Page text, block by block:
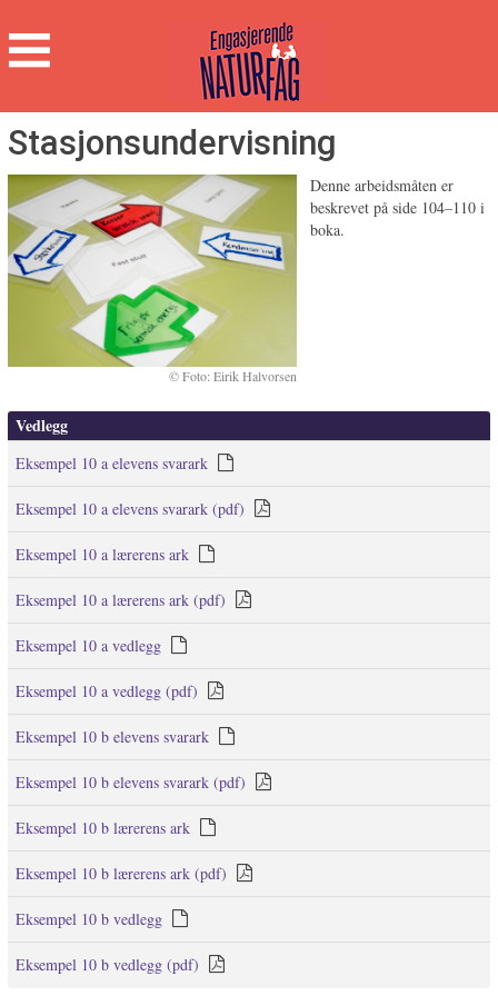
Hovedmeny
Naturfag
Stasjonsundervisning
Foto: Eirik Halvorsen
Denne arbeidsmåten er
beskrevet på side 104–110 i
boka.
Vedlegg
Eksempel 10 a elevens svarark
Eksempel 10 a elevens svarark (pdf)
Eksempel 10 a lærerens ark
Eksempel 10 a lærerens ark (pdf)
Eksempel 10 a vedlegg
Eksempel 10 a vedlegg (pdf)
Eksempel 10 b elevens svarark
Eksempel 10 b elevens svarark (pdf)
Eksempel 10 b lærerens ark
Eksempel 10 b lærerens ark (pdf)
Eksempel 10 b vedlegg
Eksempel 10 b vedlegg (pdf)